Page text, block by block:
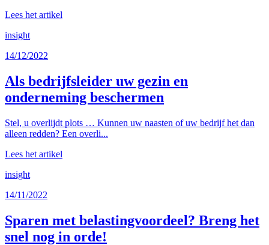
Lees het artikel
insight
14/12/2022
Als bedrijfsleider uw gezin en
onderneming beschermen
Stel, u overlijdt plots … Kunnen uw naasten of uw bedrijf het dan
alleen redden? Een overli...
Lees het artikel
insight
14/11/2022
Sparen met belastingvoordeel? Breng het
snel nog in orde!